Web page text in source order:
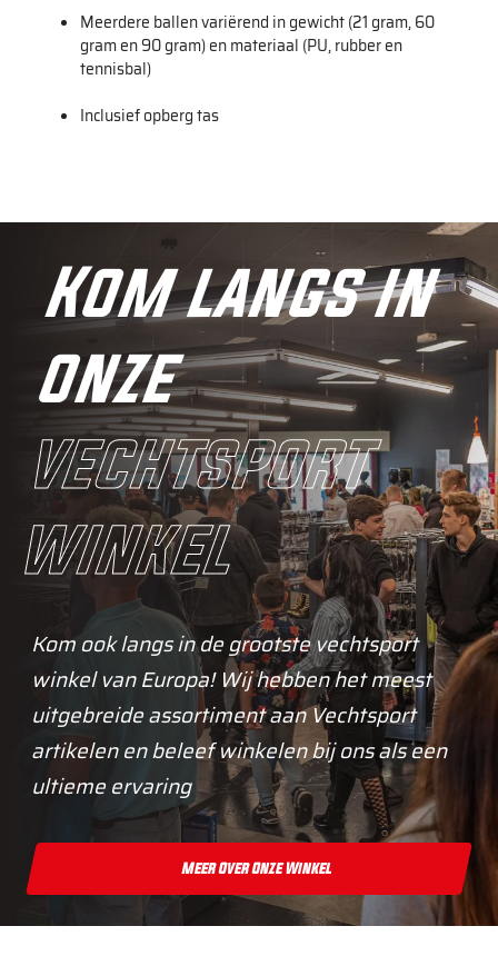
Meerdere ballen variërend in gewicht (21 gram, 60
gram en 90 gram) en materiaal (PU, rubber en
tennisbal)
Inclusief opberg tas
Kom langs in
onze
vechtsport
winkel
Kom ook langs in de grootste vechtsport
winkel van Europa! Wij hebben het meest
uitgebreide assortiment aan Vechtsport
artikelen en beleef winkelen bij ons als een
ultieme ervaring
Meer Over Onze Winkel